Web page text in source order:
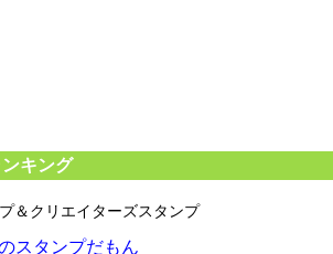
キング
＆クリエイターズスタンプ
スタンプだもん